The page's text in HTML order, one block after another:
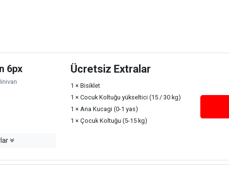
6px Ücretsiz Extralar
1 × Bisiklet
1 × Cocuk Koltuğu yükseltici (15 / 30 kg)
1 × Ana Kucagi (0-1 yas)
1 × Çocuk Koltuğu (5-15 kg)